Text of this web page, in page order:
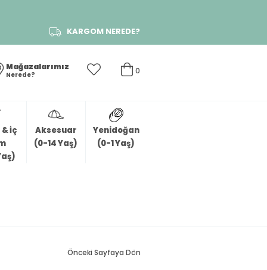
KARGOM NEREDE?
0
Mağazalarımız
Nerede?
İç
Aksesuar
(0-14 Yaş)
Yenidoğan
(0-1 Yaş)
Önceki Sayfaya Dön